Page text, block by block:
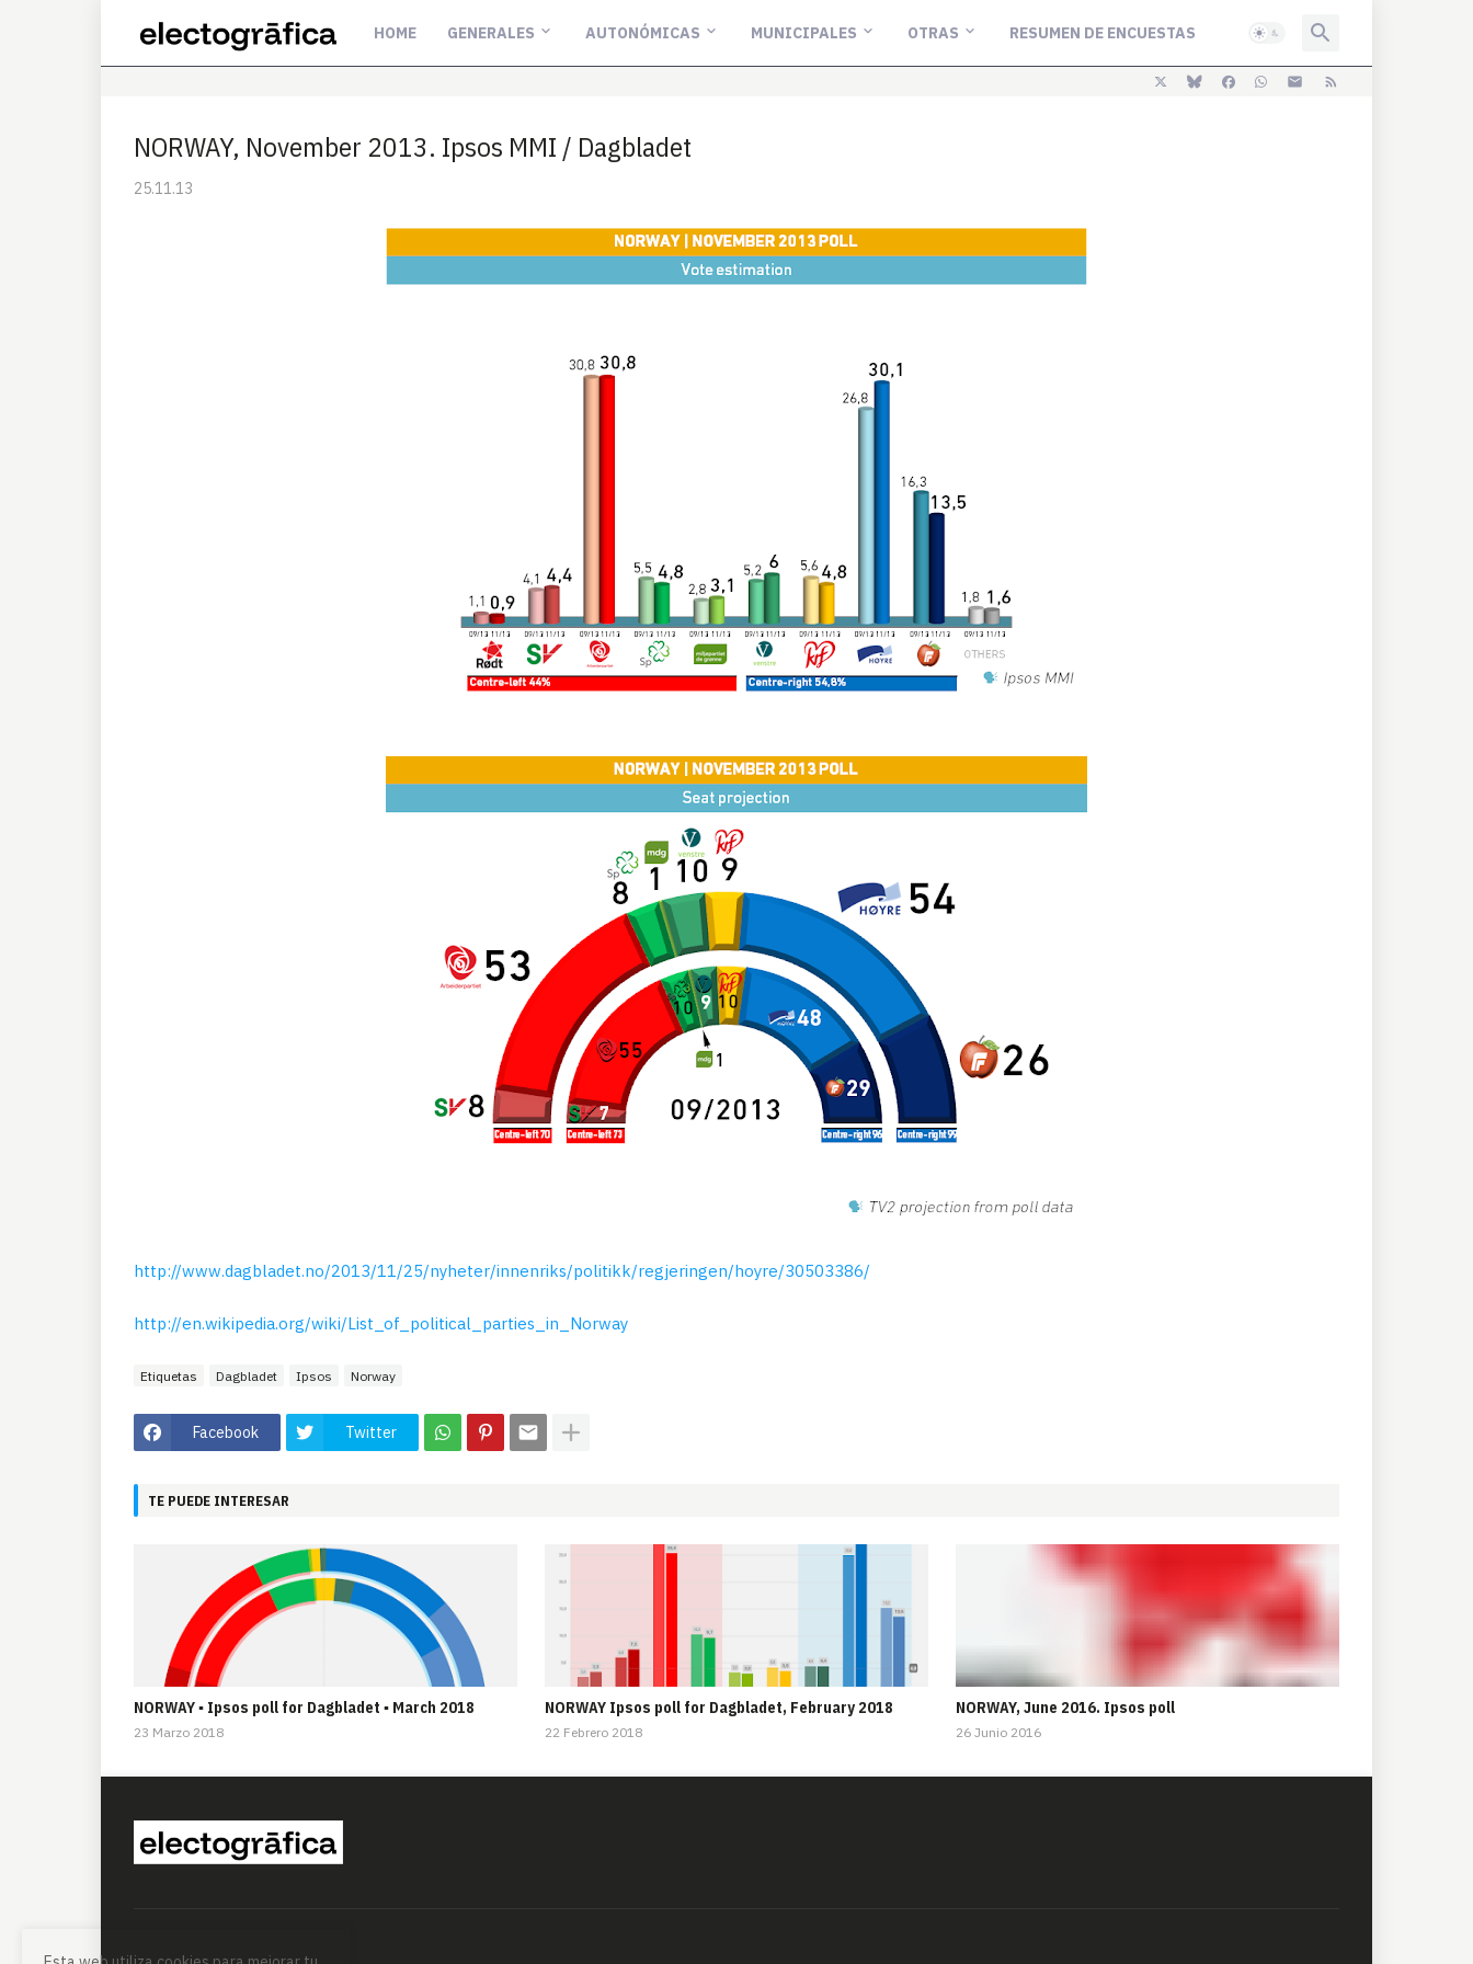
HOME GENERALES AUTONÓMICAS MUNICIPALES OTRAS RESUMEN DE ENCUESTAS
NORWAY, November 2013. Ipsos MMI / Dagbladet
25.11.13
http://www.dagbladet.no/2013/11/25/nyheter/innenriks/politikk/regjeringen/hoyre/30503386/
http://en.wikipedia.org/wiki/List_of_political_parties_in_Norway
Etiquetas Dagbladet Ipsos Norway
Facebook Twitter
TE PUEDE INTERESAR
NORWAY ▪ Ipsos poll for Dagbladet ▪ March 2018
23 Marzo 2018
NORWAY Ipsos poll for Dagbladet, February 2018
22 Febrero 2018
NORWAY, June 2016. Ipsos poll
26 Junio 2016